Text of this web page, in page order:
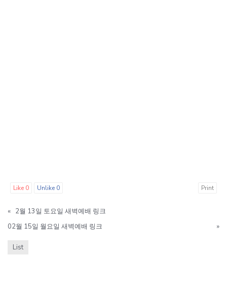
Like 0 Unlike 0 Print
« 2월 13일 토요일 새벽예배 링크
02월 15일 월요일 새벽예배 링크
»
List